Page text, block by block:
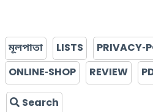
মূলপাতা LISTS PRIVACY-
ONLINE-SHOP
REVIEW
Search